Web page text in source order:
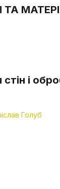
ТА
і
Голуб